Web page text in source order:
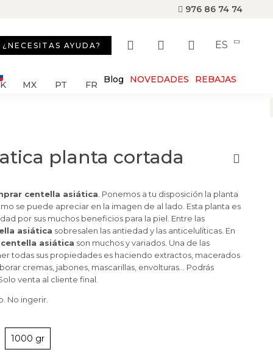
976 86 74 74
¿NECESITAS AYUDA? ES
MX PT FR Blog NOVEDADES REBAJAS
planta cortada
centella asiática . Ponemos a tu disposición la planta
se puede apreciar en la imagen de al lado. Esta planta es
por sus muchos beneficios para la piel. Entre las
asiática sobresalen las antiedad y las anticelulíticas. En
asiática son muchos y variados. Una de las
todas sus propiedades es haciendo extractos, macerados
cremas, jabones, mascarillas, envolturas… Podrás
venta al cliente final.
No ingerir.
1000 gr